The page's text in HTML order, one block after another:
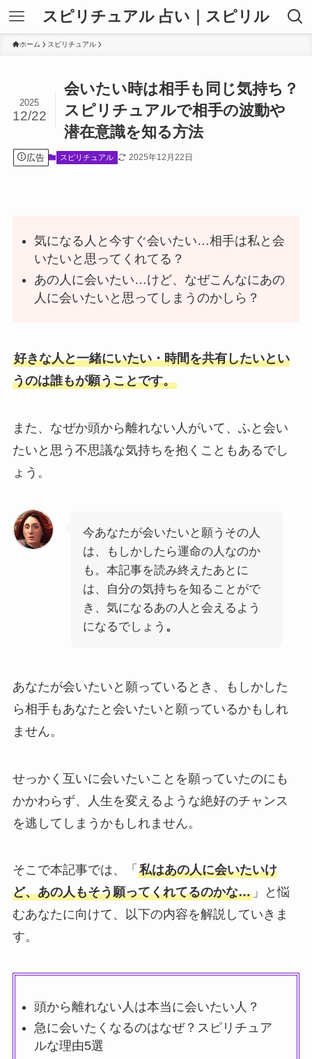
スピリチュアル 占い｜スピリル
ホーム スピリチュアル
会いたい時は相手も同じ気持ち？
スピリチュアルで相手の波動や
潜在意識を知る方法
2025
12/22
広告 スピリチュアル 2025年12月22日
気になる人と今すぐ会いたい…相手は私と会
いたいと思ってくれてる？
あの人に会いたい…けど、なぜこんなにあの
人に会いたいと思ってしまうのかしら？
好きな人と一緒にいたい・時間を共有したいとい
うのは誰もが願うことです。
また、なぜか頭から離れない人がいて、ふと会い
たいと思う不思議な気持ちを抱くこともあるでし
ょう。
今あなたが会いたいと願うその人
は、もしかしたら運命の人なのか
も。本記事を読み終えたあとに
は、自分の気持ちを知ることがで
き、気になるあの人と会えるよう
になるでしょう 。
あなたが会いたいと願っているとき、もしかした
ら相手もあなたと会いたいと願っているかもしれ
ません。
せっかく互いに会いたいことを願っていたのにも
かかわらず、人生を変えるような絶好のチャンス
を逃してしまうかもしれません。
そこで本記事では、「 私はあの人に会いたいけ
ど、あの人もそう願ってくれてるのかな…」と悩
むあなたに向けて、以下の内容を解説していきま
す。
頭から離れない人は本当に会いたい人？
急に会いたくなるのはなぜ？スピリチュア
ルな理由5選